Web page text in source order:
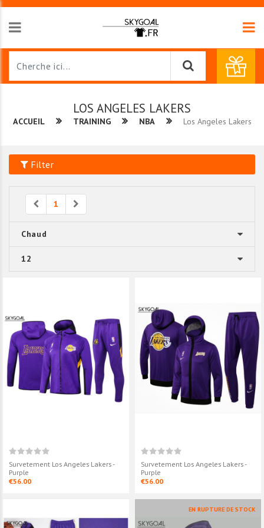
LOS ANGELES LAKERS
ACCUEIL TRAINING NBA Los Angeles Lakers
Filter
Previous
1
Survetement Los Angeles Lakers -
Purple
€56.00
Survetement Los Angeles Lakers -
Purple
€56.00
EN RUPTURE DE STOCK